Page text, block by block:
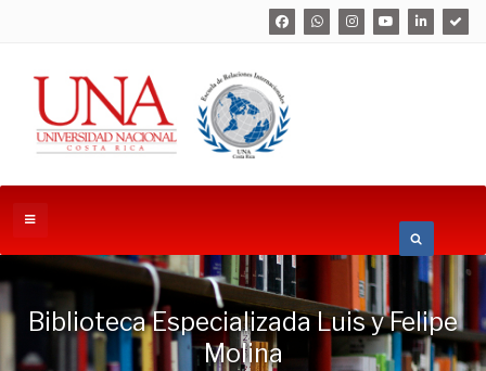
Biblioteca Especializada Luis y Felipe
Molina